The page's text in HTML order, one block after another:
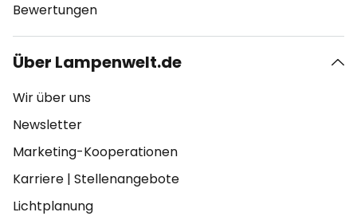
Bewertungen
Über Lampenwelt.de
Wir über uns
Newsletter
Marketing-Kooperationen
Karriere | Stellenangebote
Lichtplanung